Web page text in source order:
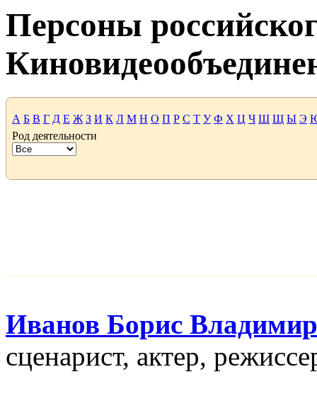
Персоны
А Б В Г Д Е Ж З И К Л М Н О П Р С Т У Ф Х Ц Ч Ш Щ Ы Э
Род деятельности
Иванов Борис
сценарист, актер,